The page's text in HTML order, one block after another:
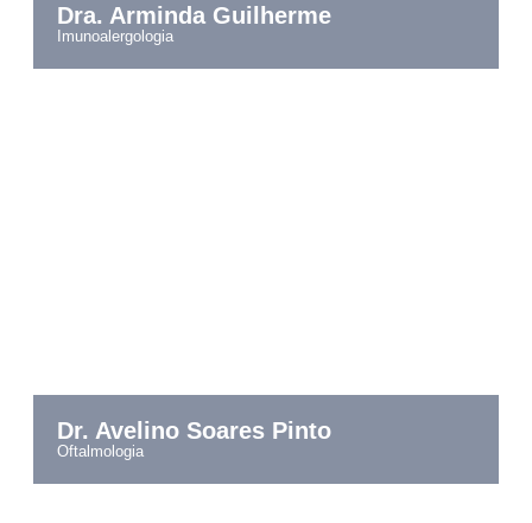
Dra. Arminda Guilherme
imunoalergologia
Dr. Avelino Soares Pinto
oftalmologia